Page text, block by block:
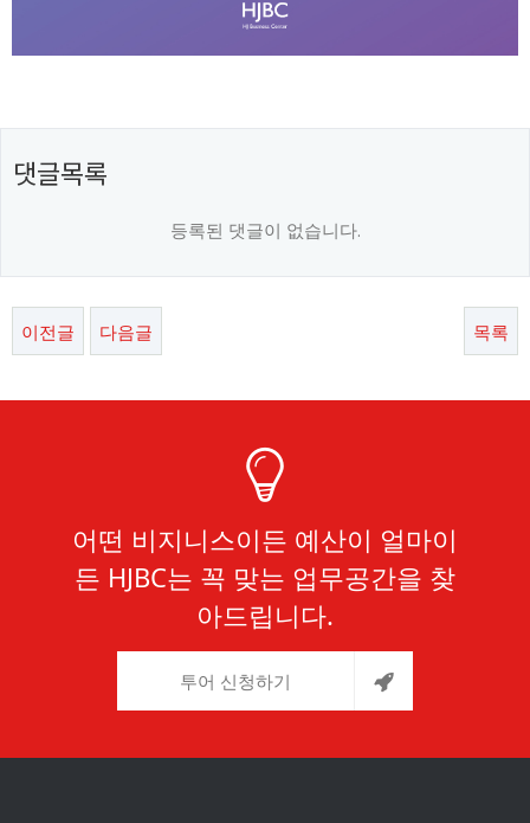
댓글목록
등록된 댓글이 없습니다.
이전글 다음글 목록
어떤 비지니스이든 예산이 얼마이
든 HJBC는 꼭 맞는 업무공간을 찾
아드립니다.
투어 신청하기